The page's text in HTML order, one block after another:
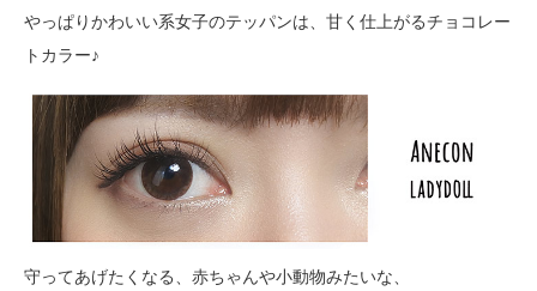
やっぱりかわいい系女子のテッパンは、甘く仕上がるチョコレー
トカラー♪
守ってあげたくなる、赤ちゃんや小動物みたいな、